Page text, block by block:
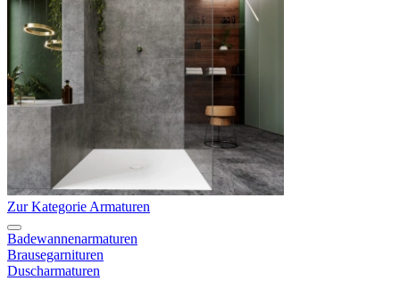
Zur Kategorie Armaturen
Badewannenarmaturen
Brausegarnituren
Duscharmaturen